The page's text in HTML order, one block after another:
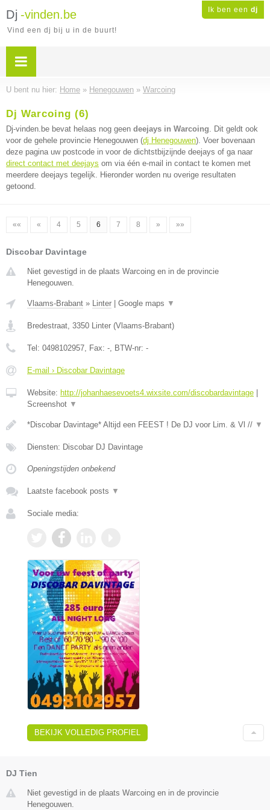
Ik ben een dj
Dj -vinden.be
Vind een dj bij u in de buurt!
U bent nu hier: Home » Henegouwen » Warcoing
Dj Warcoing (6)
Dj-vinden.be bevat helaas nog geen deejays in Warcoing. Dit geldt ook
voor de gehele provincie Henegouwen (dj Henegouwen). Voer bovenaan
deze pagina uw postcode in voor de dichtstbijzijnde deejays of ga naar
direct contact met deejays om via één e-mail in contact te komen met
meerdere deejays tegelijk. Hieronder worden nu overige resultaten
getoond.
«« « 4 5 6 7 8 » »»
Discobar Davintage
Niet gevestigd in de plaats Warcoing en in de provincie
Henegouwen.
Vlaams-Brabant » Linter Google maps ▼
Bredestraat, 3350 Linter (Vlaams-Brabant)
Tel: 0498102957, Fax: -, BTW-nr: -
E-mail › Discobar Davintage
Website: http://johanhaesevoets4.wixsite.com/discobardavintage
Screenshot ▼
*Discobar Davintage* Altijd een FEEST ! De DJ voor Lim. & Vl // ▼
Diensten: Discobar DJ Davintage
Openingstijden onbekend
Laatste facebook posts ▼
Sociale media:
BEKIJK VOLLEDIG PROFIEL
DJ Tien
Niet gevestigd in de plaats Warcoing en in de provincie
Henegouwen.